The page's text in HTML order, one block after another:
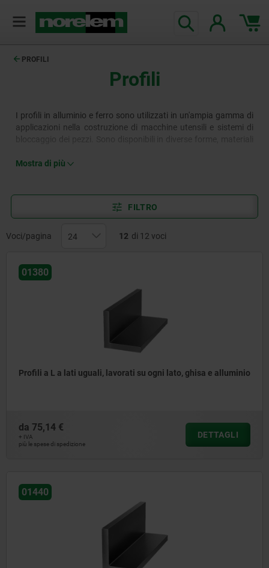
PROFILI
Profili
I profili in alluminio e ferro sono utilizzati in un'ampia gamma di
applicazioni nella costruzione di macchine utensili e sistemi di
progettuali personalizzate.
Mostra di più
FILTRO
Voci/pagina 12 di 12 voci
01380
Profili a L a lati uguali, lavorati su ogni lato, ghisa e alluminio
da 75,14 €
+ IVA
più le spese di spedizione
DETTAGLI
01440